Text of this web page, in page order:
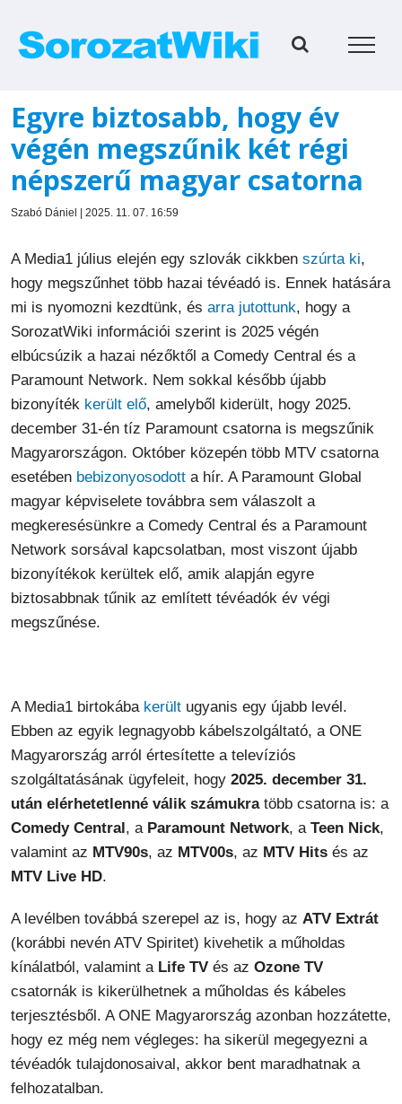
Egyre biztosabb, hogy év
végén megszűnik két régi
népszerű magyar csatorna
Szabó Dániel | 2025. 11. 07. 16:59
A Media1 július elején egy szlovák cikkben szúrta ki,
hogy megszűnhet több hazai tévéadó is. Ennek hatására
mi is nyomozni kezdtünk, és arra jutottunk, hogy a
SorozatWiki információi szerint is 2025 végén
elbúcsúzik a hazai nézőktől a Comedy Central és a
Paramount Network. Nem sokkal később újabb
bizonyíték került elő, amelyből kiderült, hogy 2025.
december 31-én tíz Paramount csatorna is megszűnik
Magyarországon. Október közepén több MTV csatorna
esetében bebizonyosodott a hír. A Paramount Global
magyar képviselete továbbra sem válaszolt a
megkeresésünkre a Comedy Central és a Paramount
Network sorsával kapcsolatban, most viszont újabb
bizonyítékok kerültek elő, amik alapján egyre
biztosabbnak tűnik az említett tévéadók év végi
megszűnése.
A Media1 birtokába került ugyanis egy újabb levél.
Ebben az egyik legnagyobb kábelszolgáltató, a ONE
Magyarország arról értesítette a televíziós
szolgáltatásának ügyfeleit, hogy 2025. december 31.
után elérhetetlenné válik számukratöbb csatorna is: a
Comedy Central, a Paramount Network, a Teen Nick,
valamint az MTV90s, az MTV00s, az MTV Hits és az
MTV Live HD.
A levélben továbbá szerepel az is, hogy az ATV Extrát
(korábbi nevén ATV Spiritet) kivehetik a műholdas
kínálatból, valamint a Life TV és az Ozone TV
csatornák is kikerülhetnek a műholdas és kábeles
terjesztésből. A ONE Magyarország azonban hozzátette,
hogy ez még nem végleges: ha sikerül megegyezni a
tévéadók tulajdonosaival, akkor bent maradhatnak a
felhozatalban.